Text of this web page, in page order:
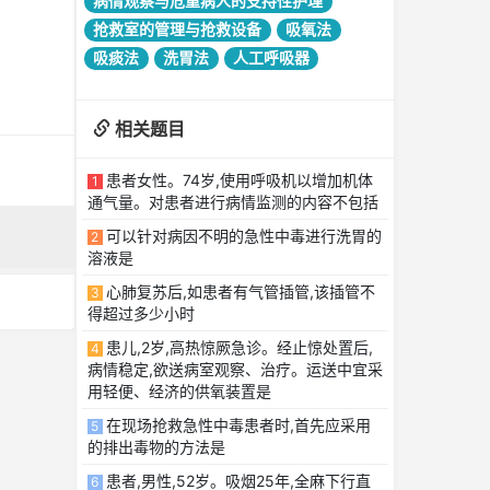
抢救室的管理与抢救设备
吸氧法
吸痰法
洗胃法 人工呼吸器
相关题目
1
患者女性。74岁,使用呼吸机以增加机体
通气量。对患者进行病情监测的内容不包括
2 可以针对病因不明的急性中毒进行洗胃的
溶液是
3 心肺复苏后,如患者有气管插管,该插管不
得超过多少小时
4 患儿,2岁,高热惊厥急诊。经止惊处置后,
病情稳定,欲送病室观察、治疗。运送中宜采
用轻便、经济的供氧装置是
5 在现场抢救急性中毒患者时,首先应采用
的排出毒物的方法是
6 患者,男性,52岁。吸烟25年,全麻下行直